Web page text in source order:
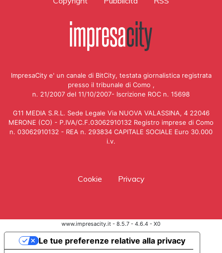
ImpresaCity e' un canale di BitCity, testata giornalistica registrata
presso il tribunale di Como ,
n. 21/2007 del 11/10/2007- Iscrizione ROC n. 15698
G11 MEDIA S.R.L. Sede Legale Via NUOVA VALASSINA, 4 22046
MERONE (CO) - P.IVA/C.F.03062910132 Registro imprese di Como
n. 03062910132 - REA n. 293834 CAPITALE SOCIALE Euro 30.000
i.v.
Cookie Privacy
www.impresacity.it - 8.5.7 - 4.6.4 - X0
Le tue preferenze relative alla privacy